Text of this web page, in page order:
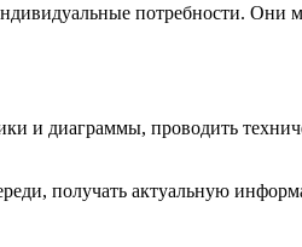
потребности.
и диаграммы, проводить
получать актуальную